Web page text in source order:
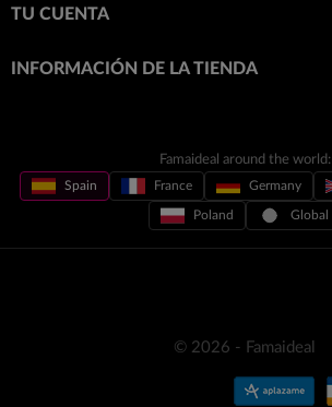
TU CUENTA
INFORMACIÓN DE LA TIENDA
Famaideal around the world:
Spain France Germany
Poland Global
© 2026 - Famaideal